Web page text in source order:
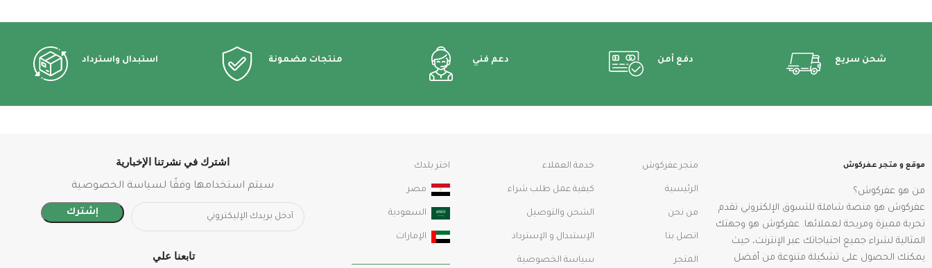
شحن سريع دفع أمن دعم فني منتجات مضمونة استبدال واسترداد
موقع و متجر عفركوش
من هو عفركوش؟
عفركوش هو منصة شاملة للتسوق الإلكتروني تقدم
تجربة مميزة ومريحة لعملائها. عفركوش هو وجهتك
المثالية لشراء جميع احتياجاتك عبر الإنترنت، حيث
يمكنك الحصول على تشكيلة متنوعة من أفضل
متجر عفركوش
الرئيسية
من نحن
اتصل بنا
المتجر
خدمة العملاء
كيفية عمل طلب شراء
الشحن والتوصيل
الإستبدال و الإسترداد
سياسة الخصوصية
اختر بلدك
مصر
السعودية
الإمارات
اشترك في نشرتنا الإخبارية
سيتم استخدامها وفقًا لسياسة الخصوصية
تابعنا علي